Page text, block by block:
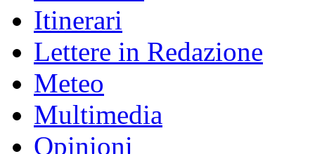
Itinerari
Lettere in Redazione
Meteo
Multimedia
Opinioni